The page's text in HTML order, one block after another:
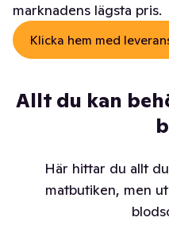
marknadens lägsta pris.
Klicka hem med
Allt du kan
Här hittar du allt
matbutiken, men